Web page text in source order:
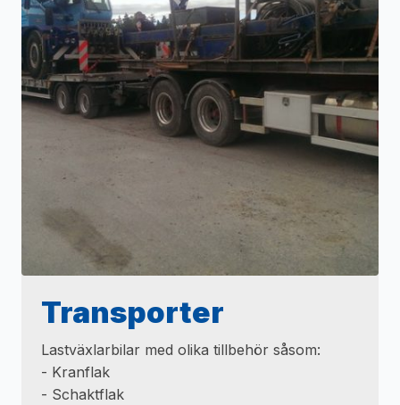
Transporter
Lastväxlarbilar med olika tillbehör såsom:
- Kranflak
- Schaktflak